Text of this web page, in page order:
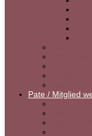
Pate / Mitglied